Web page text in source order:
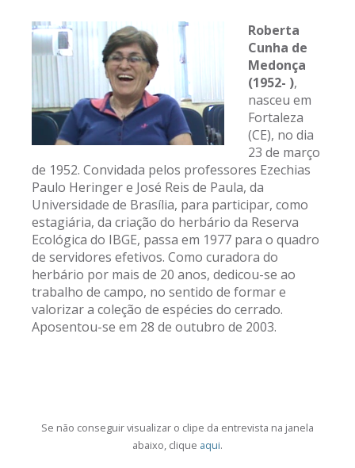
Roberta
Cunha de
Medonça
(1952- ),
nasceu em
Fortaleza
(CE), no dia
23 de março
de 1952. Convidada pelos professores Ezechias
Paulo Heringer e José Reis de Paula, da
Universidade de Brasília, para participar, como
estagiária, da criação do herbário da Reserva
Ecológica do IBGE, passa em 1977 para o quadro
de servidores efetivos. Como curadora do
herbário por mais de 20 anos, dedicou-se ao
trabalho de campo, no sentido de formar e
valorizar a coleção de espécies do cerrado.
Aposentou-se em 28 de outubro de 2003.
Se não conseguir visualizar o clipe da entrevista na janela
abaixo, clique aqui.